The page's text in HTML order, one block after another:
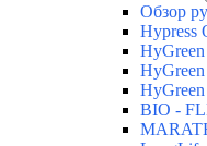
Обзор
Hypress
BIO -